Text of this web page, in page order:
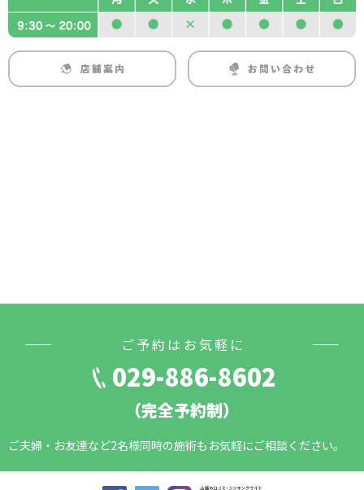
ご予約はお気軽に
029-886-8602
（完全予約制）
ご夫婦・お友達など2名様同時の施術もお気軽にご相談ください。